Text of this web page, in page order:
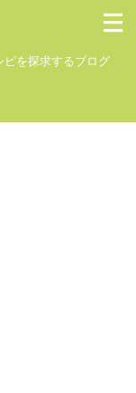
ピを探求するブログ